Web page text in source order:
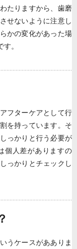
たりますから、歯磨
せないように注意し
かの変化があった場
。
フターケアとして行
を持っています。そ
っかりと行う必要が
個人差がありますの
っかりとチェックし
うケースがあありま